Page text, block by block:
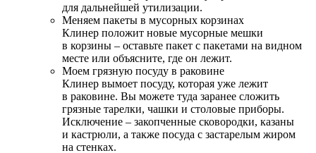
для дальнейшей утилизации.
Меняем пакеты в мусорных корзинах
Клинер положит новые мусорные мешки
в корзины – оставьте пакет с пакетами на видном
месте или объясните, где он лежит.
Моем грязную посуду в раковине
Клинер вымоет посуду, которая уже лежит
в раковине. Вы можете туда заранее сложить
грязные тарелки, чашки и столовые приборы.
Исключение – закопченные сковородки, казаны
и кастрюли, а также посуда с застарелым жиром
на стенках.